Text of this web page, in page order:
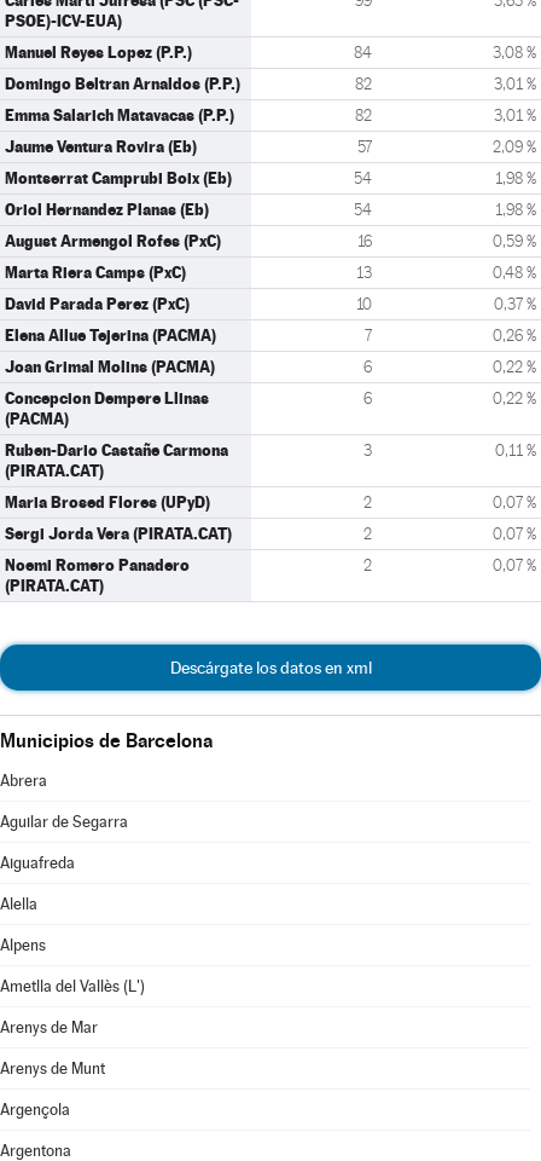
PSOE)-ICV-EUA)
Manuel Reyes Lopez (P.P.) 84 3,08 %
Domingo Beltran Arnaldos (P.P.) 82 3,01 %
Emma Salarich Matavacas (P.P.) 82 3,01 %
Jaume Ventura Rovira (Eb) 57 2,09 %
Montserrat Camprubi Boix (Eb) 54 1,98 %
Oriol Hernandez Planas (Eb) 54 1,98 %
August Armengol Rofes (PxC) 16 0,59 %
Marta Riera Camps (PxC) 13 0,48 %
David Parada Perez (PxC) 10 0,37 %
Elena Allue Tejerina (PACMA) 7 0,26 %
Joan Grimal Molins (PACMA) 6 0,22 %
Concepcion Dempere Llinas
(PACMA)
6 0,22 %
Ruben-Dario Castañe Carmona
(PIRATA.CAT)
3 0,11 %
Maria Brosed Flores (UPyD) 2 0,07 %
Sergi Jorda Vera (PIRATA.CAT) 2 0,07 %
Noemi Romero Panadero
(PIRATA.CAT)
2 0,07 %
Descárgate los datos en xml
Municipios de Barcelona
Abrera
Aguilar de Segarra
Aiguafreda
Alella
Alpens
Ametlla del Vallès (L')
Arenys de Mar
Arenys de Munt
Argençola
Argentona